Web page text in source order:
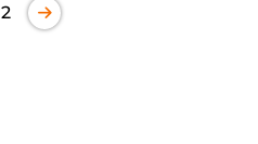
2